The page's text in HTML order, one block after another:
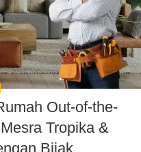
Out-of-the-
Tropika &
Bijak